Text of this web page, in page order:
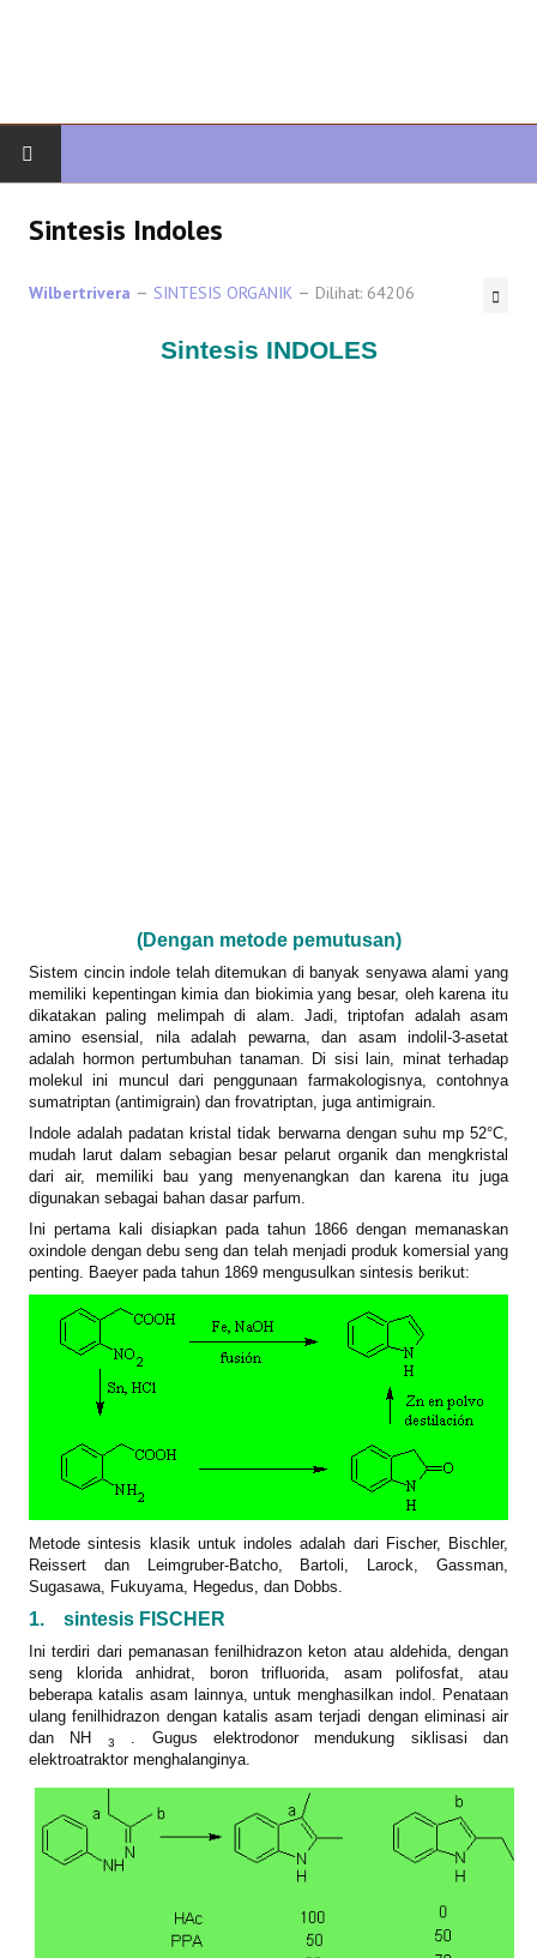
Sintesis Indoles
Wilbertrivera SINTESIS ORGANIK Dilihat: 64206
Sintesis INDOLES
(Dengan metode pemutusan)
Sistem cincin indole telah ditemukan di banyak senyawa alami yang
memiliki kepentingan kimia dan biokimia yang besar, oleh karena itu
dikatakan paling melimpah di alam. Jadi, triptofan adalah asam
amino esensial, nila adalah pewarna, dan asam indolil-3-asetat
adalah hormon pertumbuhan tanaman. Di sisi lain, minat terhadap
molekul ini muncul dari penggunaan farmakologisnya, contohnya
sumatriptan (antimigrain) dan frovatriptan, juga antimigrain.
Indole adalah padatan kristal tidak berwarna dengan suhu mp 52°C,
mudah larut dalam sebagian besar pelarut organik dan mengkristal
dari air, memiliki bau yang menyenangkan dan karena itu juga
digunakan sebagai bahan dasar parfum.
Ini pertama kali disiapkan pada tahun 1866 dengan memanaskan
oxindole dengan debu seng dan telah menjadi produk komersial yang
penting. Baeyer pada tahun 1869 mengusulkan sintesis berikut:
Metode sintesis klasik untuk indoles adalah dari Fischer, Bischler,
Reissert dan
Leimgruber-Batcho, Bartoli, Larock, Gassman,
Sugasawa, Fukuyama, Hegedus, dan Dobbs.
1. sintesis FISCHER
Ini terdiri dari pemanasan fenilhidrazon keton atau aldehida, dengan
seng klorida anhidrat, boron trifluorida, asam polifosfat, atau
beberapa katalis asam lainnya, untuk menghasilkan indol. Penataan
ulang fenilhidrazon dengan katalis asam terjadi dengan eliminasi air
dan NH
3
. Gugus elektrodonor mendukung siklisasi dan
elektroatraktor menghalanginya.